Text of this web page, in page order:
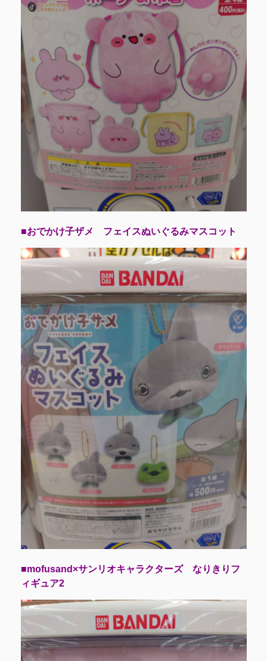
■おでかけ子ザメ フェイスぬいぐるみマスコット
■mofusand×サンリオキャラクターズ なりきりフ
ィギュア2